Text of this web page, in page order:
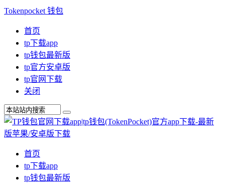
Tokenpocket 钱包
首页
tp下载app
tp钱包最新版
tp官方安卓版
tp官网下载
关闭
首页
tp下载app
tp钱包最新版